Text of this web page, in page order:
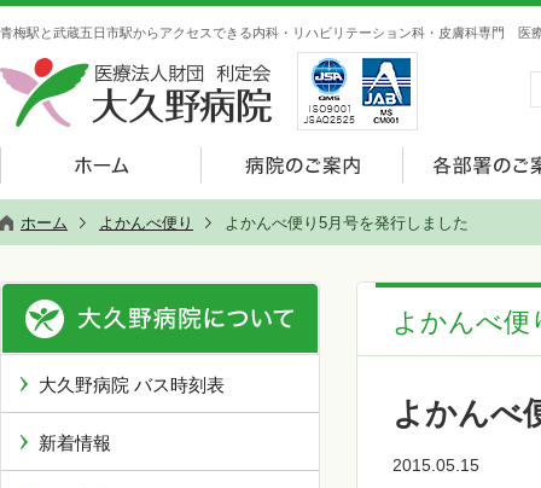
青梅駅と武蔵五日市駅からアクセスできる内科・リハビリテーション科・皮膚科専門 医
ホーム よかんべ便り よかんべ便り5月号を発行しました
よかんべ便
よかんべ
2015.05.15
大久野病院 バス時刻表
新着情報